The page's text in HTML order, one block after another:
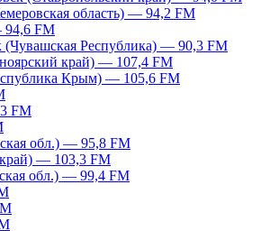
область) — 94,2 FM
FM
(Чувашская Республика) — 90,3 FM
край) — 107,4 FM
Крым) — 105,6 FM
FM
обл.) — 95,8 FM
— 103,3 FM
обл.) — 99,4 FM